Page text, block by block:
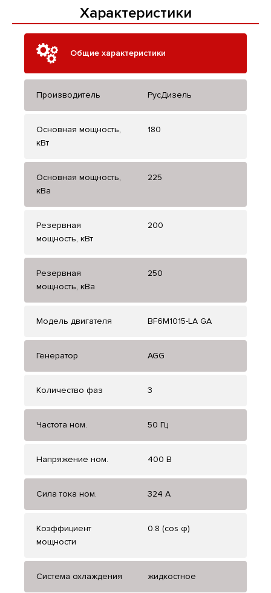
Характеристики
Общие характеристики
Производитель РусДизель
Основная мощность,
кВт
180
Основная мощность,
кВа
225
Резервная
мощность, кВт
200
Резервная
мощность, кВа
250
Модель двигателя BF6M1015-LA GA
Генератор AGG
Количество фаз 3
Частота ном. 50 Гц
Напряжение ном. 400 В
Сила тока ном. 324 А
Коэффициент
мощности
0.8 (cos φ)
Система охлаждения жидкостное